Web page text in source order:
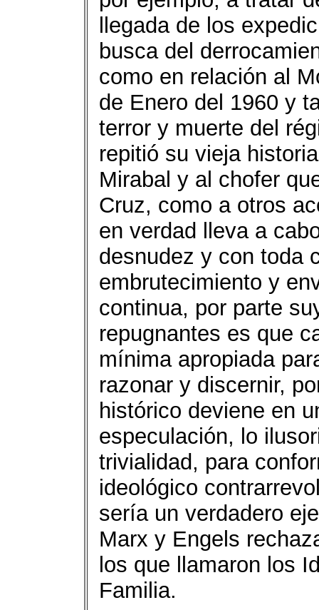
llegada de los
busca del
como en relación al
de Enero del 1960 y
terror y muerte del
repitió su vieja
Mirabal y al chofer
Cruz, como a otros
en verdad lleva a
desnudez y con toda
embrutecimiento y
continua, por parte
repugnantes es que
mínima apropiada
razonar y discernir,
histórico deviene en
especulación, lo
trivialidad, para
ideológico
sería un verdadero
Marx y Engels
los que llamaron los
Familia.